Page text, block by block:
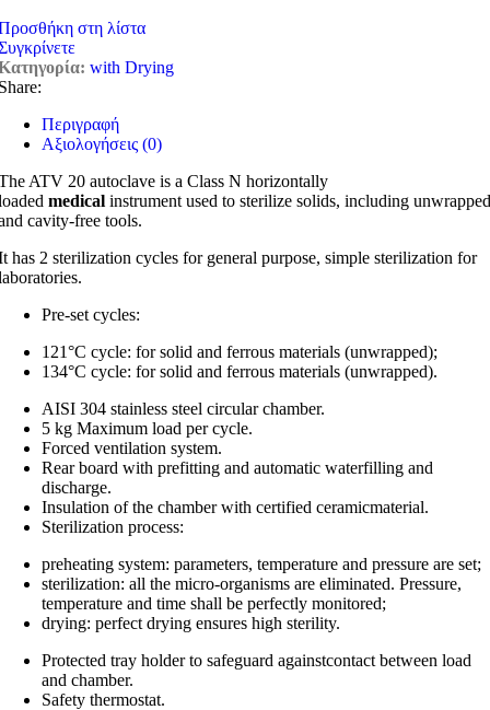
στη λίστα
with Drying
Περιγραφή
Αξιολογήσεις (0)
ATV 20 autoclave is a Class N horizontally
medical instrument used to sterilize solids, including unwrapped
cavity-free tools.
has 2 sterilization cycles for general purpose, simple sterilization for
Pre-set cycles:
121°C cycle: for solid and ferrous materials (unwrapped);
134°C cycle: for solid and ferrous materials (unwrapped).
AISI 304 stainless steel circular chamber.
5 kg Maximum load per cycle.
Forced ventilation system.
Rear board with prefitting and automatic waterfilling and
discharge.
Insulation of the chamber with certified ceramicmaterial.
Sterilization process:
preheating system: parameters, temperature and pressure are set;
sterilization: all the micro-organisms are eliminated. Pressure,
temperature and time shall be perfectly monitored;
drying: perfect drying ensures high sterility.
Protected tray holder to safeguard againstcontact between load
and chamber.
Safety thermostat.